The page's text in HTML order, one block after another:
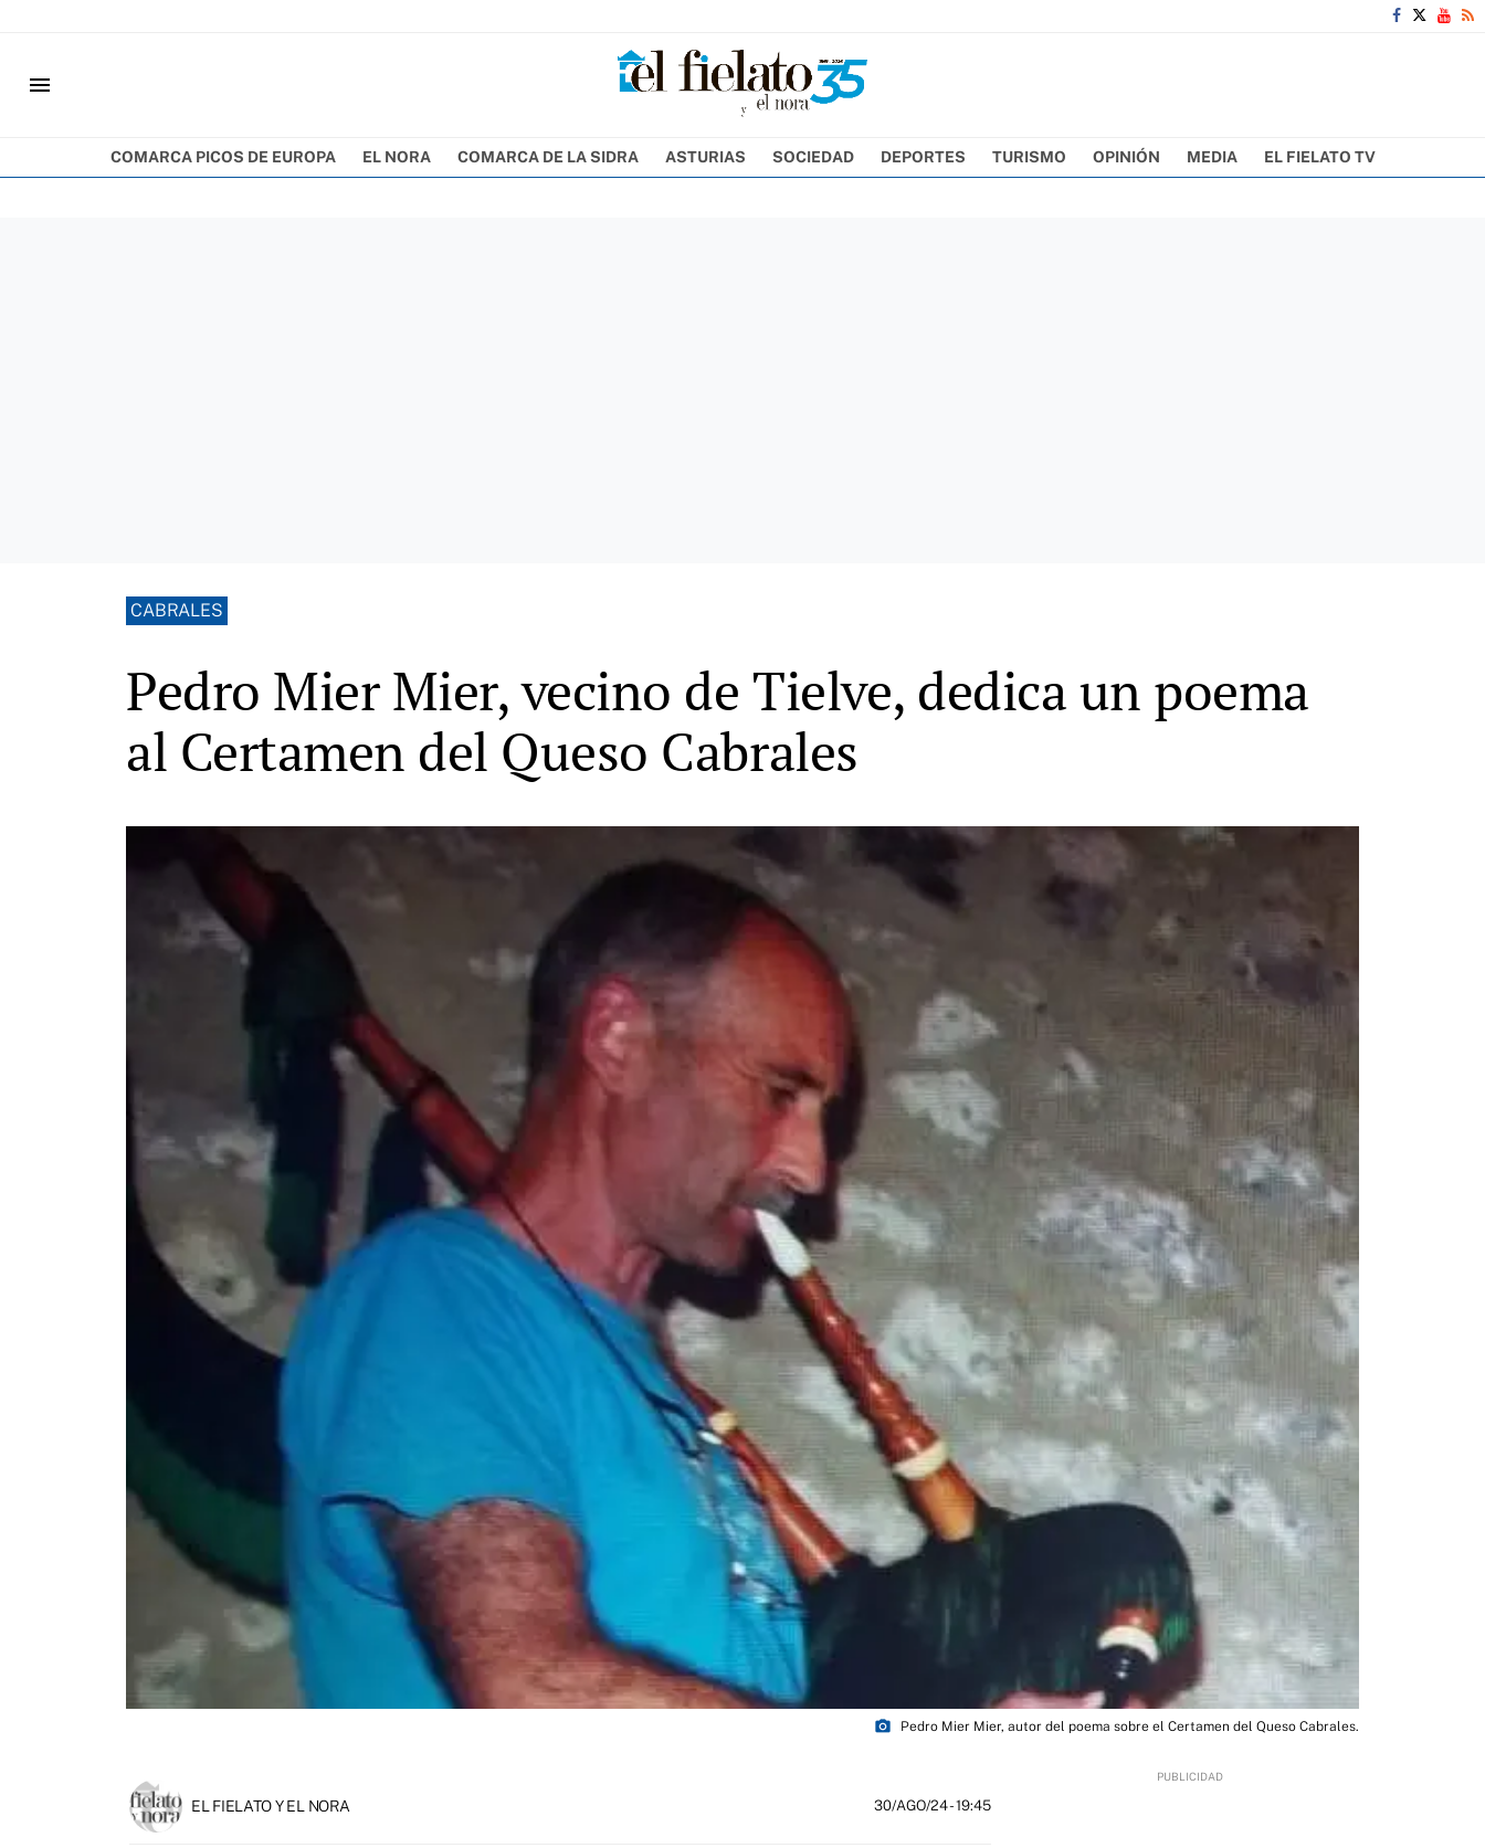
menu
COMARCA PICOS DE EUROPA EL NORA COMARCA DE LA SIDRA ASTURIAS SOCIEDAD DEPORTES TURISMO OPINIÓN MEDIA EL FIELATO TV
CABRALES
Pedro Mier Mier, vecino de Tielve, dedica un poema
al Certamen del Queso Cabrales
photo_camera Pedro Mier Mier, autor del poema sobre el Certamen del Queso Cabrales.
EL FIELATO Y EL NORA 30/AGO/24- 19:45